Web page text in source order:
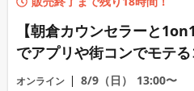
【朝倉カウンセラーと
でアプリや街コンでモテ
バイス♡《オンライン恋愛
オンライン 8/9（日） 13:00〜